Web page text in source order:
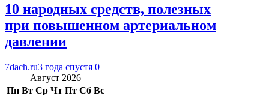
10 народных средств, полезных
при повышенном артериальном
давлении
7dach.ru3 года спустя 0
Август 2026
Пн Вт Ср Чт Пт Сб Вс